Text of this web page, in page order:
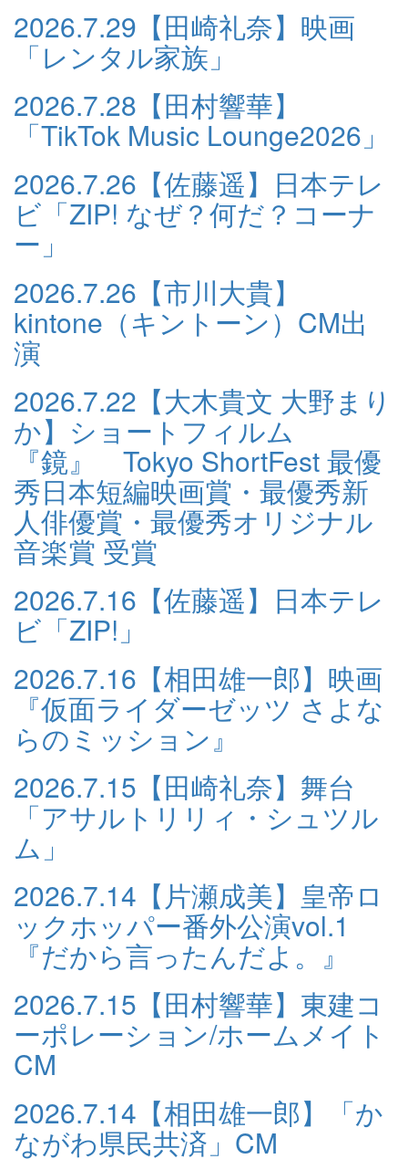
2026.7.29 【田崎礼奈】映画
「レンタル家族」
2026.7.28 【田村響華】
「TikTok Music Lounge2026」
2026.7.26 【佐藤遥】日本テレ
ビ「ZIP! なぜ？何だ？コーナ
ー」
2026.7.26 【市川大貴】
kintone（キントーン）CM出
演
2026.7.22 【大木貴文 大野まり
か】ショートフィルム
『鏡』 Tokyo ShortFest 最優
秀日本短編映画賞・最優秀新
人俳優賞・最優秀オリジナル
音楽賞 受賞
2026.7.16 【佐藤遥】日本テレ
ビ「ZIP!」
2026.7.16 【相田雄一郎】映画
『仮面ライダーゼッツ さよな
らのミッション』
2026.7.15 【田崎礼奈】舞台
「アサルトリリィ・シュツル
ム」
2026.7.14 【片瀬成美】皇帝ロ
ックホッパー番外公演vol.1
『だから言ったんだよ。』
2026.7.15 【田村響華】東建コ
ーポレーション/ホームメイト
CM
2026.7.14 【相田雄一郎】「か
ながわ県民共済」CM